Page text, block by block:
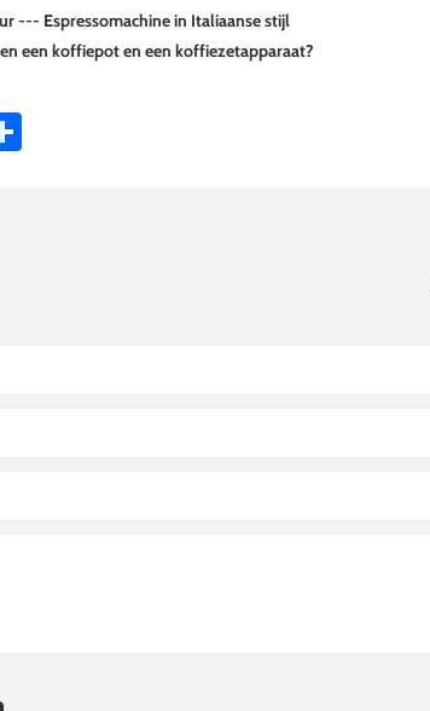
--- Espressomachine in Italiaanse stijl
een koffiepot en een koffiezetapparaat?
Share